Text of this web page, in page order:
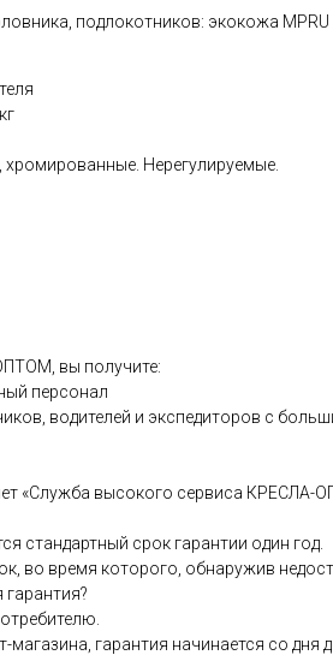
подлокотников: экокожа
хромированные. Нерегулируемые.
вы получите:
персонал
водителей и экспедиторов с
«Служба высокого сервиса КРЕСЛА-
стандартный срок гарантии один год.
во время которого, обнаружив
магазина, гарантия начинается со дня